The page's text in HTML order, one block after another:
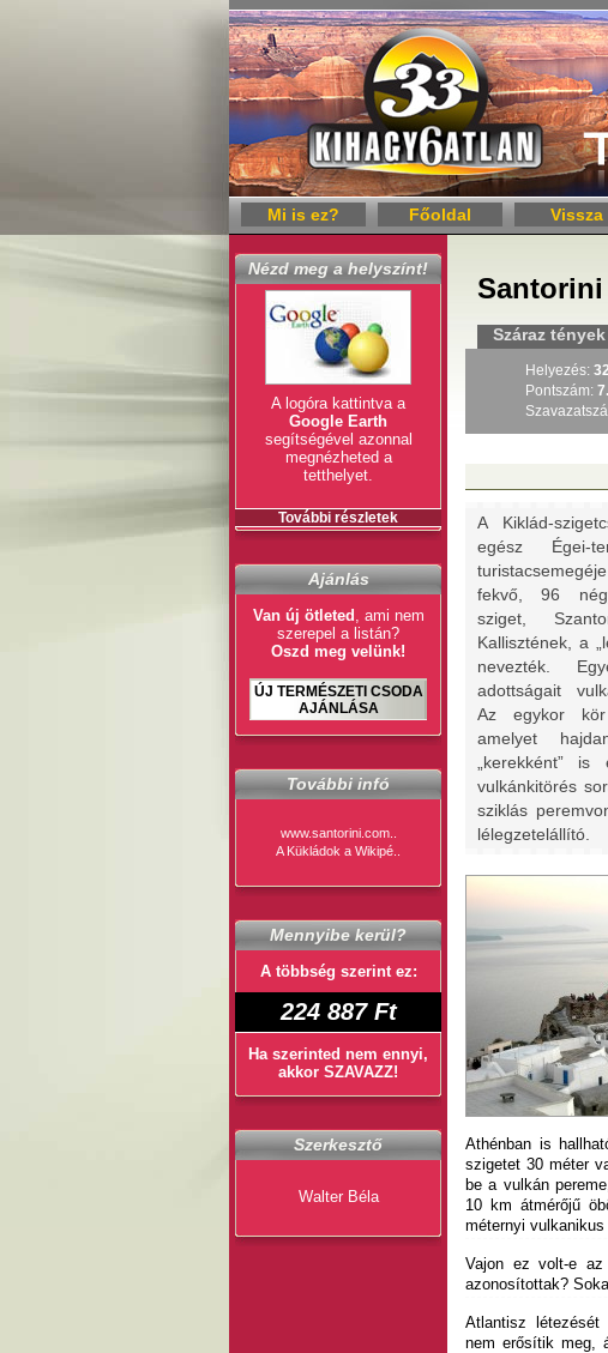
Mi is ez? Főoldal Vissza
Santorini
Száraz tények
Helyezés:
Pontszám:
A Kiklád-
egész Égei-
fekvő, 96
sziget,
Kallisztének, a
nevezték.
adottságait
Az egykor
amelyet
„kerekként”
vulkánkitörés
sziklás
lélegzetelállító.
Athénban is
szigetet 30 méter
be a vulkán
10 km átmérőjű
méternyi vulkanikus
Vajon ez volt-e az
azonosítottak?
Atlantisz létezését
nem erősítik meg,
Nézd meg a helyszínt!
A logóra kattintva a
Google Earth
segítségével azonnal
megnézheted a
tetthelyet.
További részletek
Ajánlás
Van új ötleted , ami nem
szerepel a listán?
Oszd meg velünk!
ÚJ TERMÉSZETI CSODA
AJÁNLÁSA
További infó
www.santorini.com..
A Kükládok a Wikipé..
Mennyibe kerül?
A többség szerint ez:
224 887 Ft
Ha szerinted nem ennyi,
akkor SZAVAZZ!
Szerkesztő
Walter Béla